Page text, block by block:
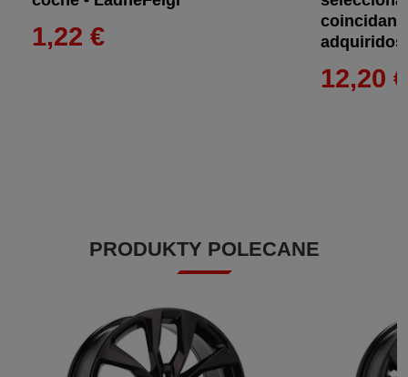
1,22 €
coincidan
adquiridos
12,20 €
PRODUKTY POLECANE